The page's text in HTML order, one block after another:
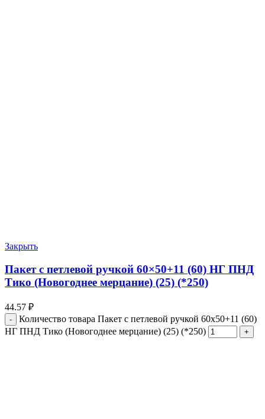
Закрыть
Пакет с петлевой ручкой 60×50+11 (60) НГ ПНД
Тико (Новогоднее мерцание) (25) (*250)
44.57 ₽
Количество товара Пакет с петлевой ручкой 60x50+11 (60)
НГ ПНД Тико (Новогоднее мерцание) (25) (*250)